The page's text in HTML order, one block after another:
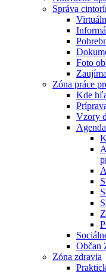
Správa
Foto
Zóna práce
Kde
Vzory
Občan
Zóna zdravia